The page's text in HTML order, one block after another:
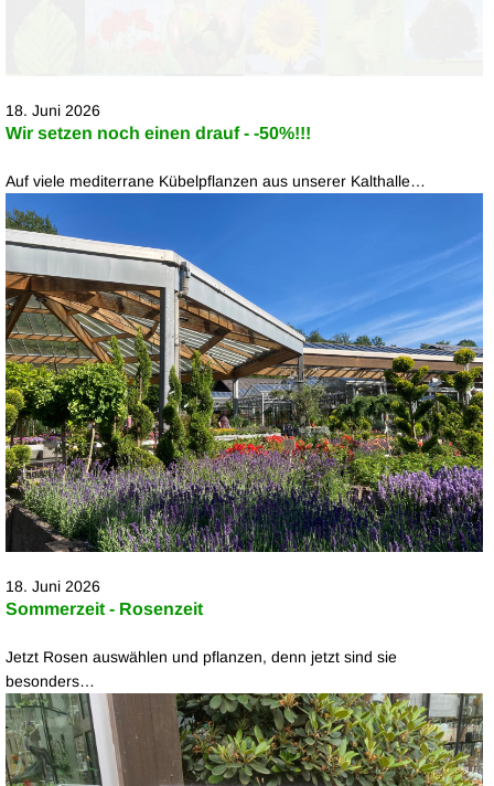
18. Juni 2026
Wir setzen noch einen drauf - -50%!!!
Auf viele mediterrane Kübelpflanzen aus unserer Kalthalle…
18. Juni 2026
Sommerzeit - Rosenzeit
Jetzt Rosen auswählen und pflanzen, denn jetzt sind sie
besonders…